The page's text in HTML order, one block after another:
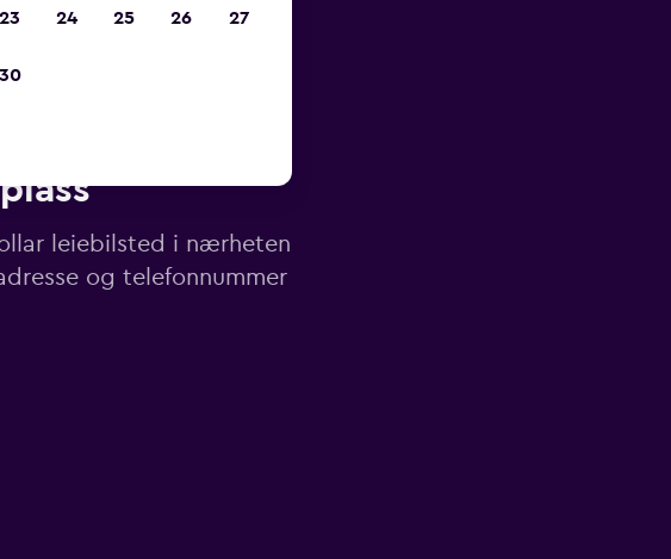
leiebilsted i nærheten
og telefonnummer
23 24 25 26 27
30